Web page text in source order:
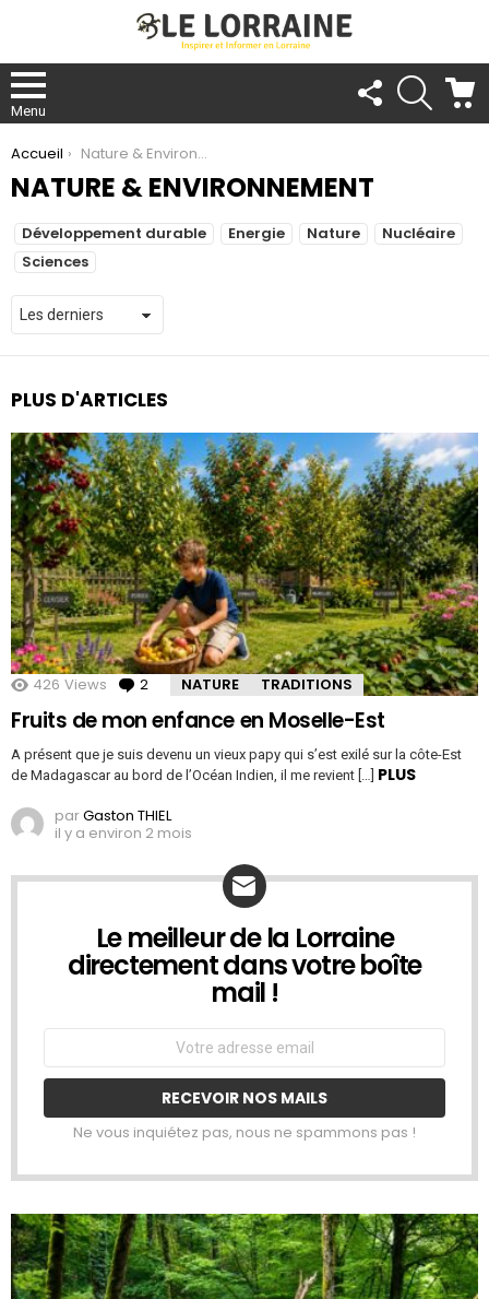
Menu
FOLLOW
US
You are here:
Accueil Nature & Environnement
NATURE & ENVIRONNEMENT
SUBTERMS
Développement durable Energie Nature
Nucléaire
Sciences
PLUS D'ARTICLES
426 Views 2 Comments
NATURE TRADITIONS
Fruits de mon enfance en Moselle-Est
A présent que je suis devenu un vieux papy qui s’est exilé sur la côte-Est
de Madagascar au bord de l’Océan Indien, il me revient […] PLUS
parGaston THIEL
il y a environ 2 mois
NEWSLETTER
Le meilleur de la Lorraine
directement dans votre boîte
mail !
Email
Ne vous inquiétez pas, nous ne spammons pas !